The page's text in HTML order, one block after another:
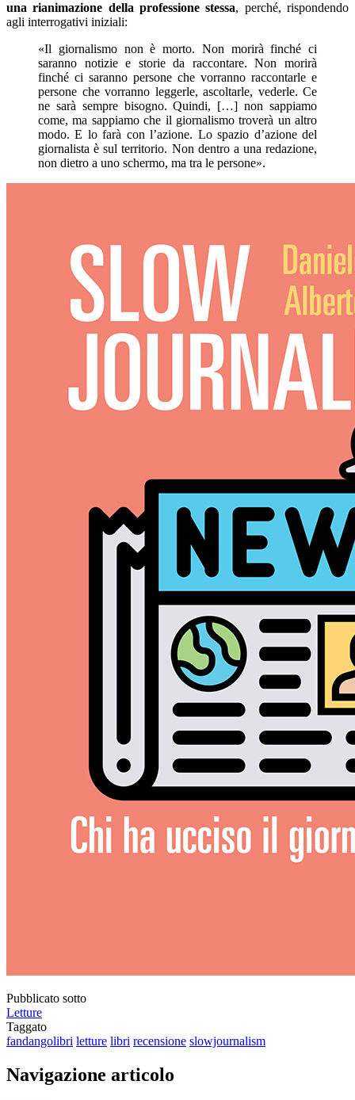
una rianimazione della professione stessa, perché, rispondendo
agli interrogativi iniziali:
«Il giornalismo non è morto. Non morirà finché ci
saranno notizie e storie da raccontare. Non morirà
finché ci saranno persone che vorranno raccontarle e
persone che vorranno leggerle, ascoltarle, vederle. Ce
ne sarà sempre bisogno. Quindi, […] non sappiamo
come, ma sappiamo che il giornalismo troverà un altro
modo. E lo farà con l’azione. Lo spazio d’azione del
giornalista è sul territorio. Non dentro a una redazione,
non dietro a uno schermo, ma tra le persone».
Pubblicato sotto
Letture
Taggato
fandangolibri letture libri recensione slowjournalism
Navigazione articolo